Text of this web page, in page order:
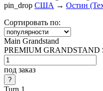
pin_drop США → Остин
Сортировать по:
Main Grandstand
PREMIUM GRANDSTAND
под заказ